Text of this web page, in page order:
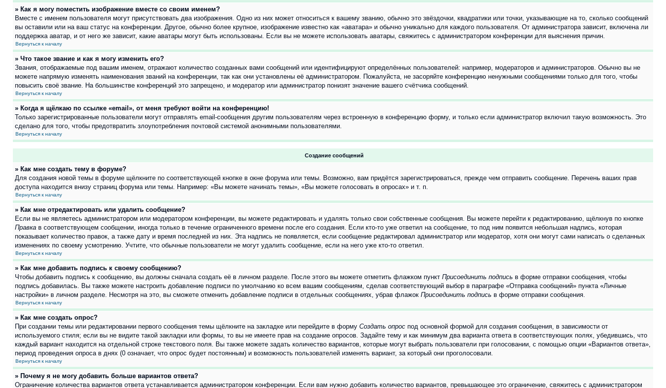
» Как я могу поместить изображение вместе со своим именем?
Вместе с именем пользователя могут присутствовать два изображения. Одно из них может относиться к вашему званию, обычно это звёздочки, квадратики или точки, указывающие на то, сколько сообщений
вы оставили или на ваш статус на конференции. Другое, обычно более крупное, изображение известно как «аватара» и обычно уникально для каждого пользователя. От администратора зависит, включена ли
поддержка аватар, и от него же зависит, какие аватары могут быть использованы. Если вы не можете использовать аватары, свяжитесь с администратором конференции для выяснения причин.
Вернуться к началу
» Что такое звание и как я могу изменить его?
Звания, отображаемые под вашим именем, отражают количество созданных вами сообщений или идентифицируют определённых пользователей: например, модераторов и администраторов. Обычно вы не
можете напрямую изменять наименования званий на конференции, так как они установлены её администратором. Пожалуйста, не засоряйте конференцию ненужными сообщениями только для того, чтобы
повысить своё звание. На большинстве конференций это запрещено, и модератор или администратор понизят значение вашего счётчика сообщений.
Вернуться к началу
» Когда я щёлкаю по ссылке «email», от меня требуют войти на конференцию!
Только зарегистрированные пользователи могут отправлять email-сообщения другим пользователям через встроенную в конференцию форму, и только если администратор включил такую возможность. Это
сделано для того, чтобы предотвратить злоупотребления почтовой системой анонимными пользователями.
Вернуться к началу
Создание сообщений
» Как мне создать тему в форуме?
Для создания новой темы в форуме щёлкните по соответствующей кнопке в окне форума или темы. Возможно, вам придётся зарегистрироваться, прежде чем отправить сообщение. Перечень ваших прав
доступа находится внизу страниц форума или темы. Например: «Вы можете начинать темы», «Вы можете голосовать в опросах» и т. п.
Вернуться к началу
» Как мне отредактировать или удалить сообщение?
Если вы не являетесь администратором или модератором конференции, вы можете редактировать и удалять только свои собственные сообщения. Вы можете перейти к редактированию, щёлкнув по кнопке
Правка в соответствующем сообщении, иногда только в течение ограниченного времени после его создания. Если кто-то уже ответил на сообщение, то под ним появится небольшая надпись, которая
показывает количество правок, а также дату и время последней из них. Эта надпись не появляется, если сообщение редактировал администратор или модератор, хотя они могут сами написать о сделанных
изменениях по своему усмотрению. Учтите, что обычные пользователи не могут удалить сообщение, если на него уже кто-то ответил.
Вернуться к началу
» Как мне добавить подпись к своему сообщению?
Чтобы добавить подпись к сообщению, вы должны сначала создать её в личном разделе. После этого вы можете отметить флажком пункт Присоединить подпись в форме отправки сообщения, чтобы
подпись добавилась. Вы также можете настроить добавление подписи по умолчанию ко всем вашим сообщениям, сделав соответствующий выбор в параграфе «Отправка сообщений» пункта «Личные
настройки» в личном разделе. Несмотря на это, вы сможете отменить добавление подписи в отдельных сообщениях, убрав флажок Присоединить подпись в форме отправки сообщения.
Вернуться к началу
» Как мне создать опрос?
При создании темы или редактировании первого сообщения темы щёлкните на закладке или перейдите в форму Создать опрос под основной формой для создания сообщения, в зависимости от
используемого стиля; если вы не видите такой закладки или формы, то вы не имеете прав на создание опросов. Задайте тему и как минимум два варианта ответа в соответствующих полях, убедившись, что
каждый вариант находится на отдельной строке текстового поля. Вы также можете задать количество вариантов, которые могут выбрать пользователи при голосовании, с помощью опции «Вариантов ответа»,
период проведения опроса в днях (0 означает, что опрос будет постоянным) и возможность пользователей изменять вариант, за который они проголосовали.
Вернуться к началу
» Почему я не могу добавить больше вариантов ответа?
Ограничение количества вариантов ответа устанавливается администратором конференции. Если вам нужно добавить количество вариантов, превышающее это ограничение, свяжитесь с администратором